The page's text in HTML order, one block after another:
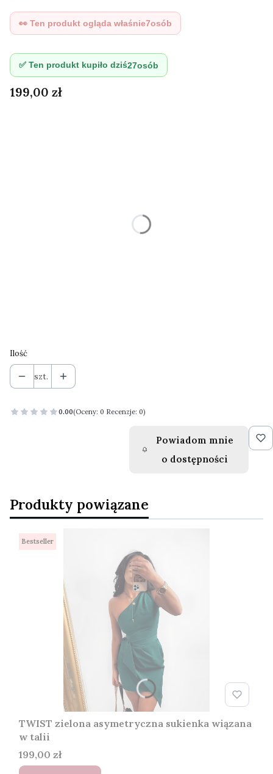
👀 Ten produkt ogląda właśnie7osób
✅ Ten produkt kupiło dziś27osób
Cena
199,00 zł
Ilość
szt.
0.00(Oceny: 0 Recenzje: 0)
Powiadom mnie
o dostępności
Produkty powiązane
Bestseller
TWIST zielona asymetryczna sukienka wiązana
w talii
Cena
199,00 zł